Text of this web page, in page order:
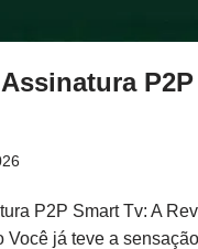
P2P Smart Tv: A
Você já teve a